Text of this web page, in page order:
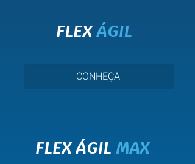
FLEXÁGIL
CONHEÇA
FLEX ÁGIL MAX